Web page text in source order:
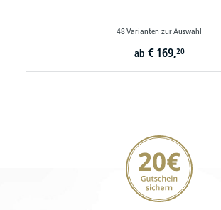
48 Varianten zur Auswahl
ab € 169,20
20€ Gutschein sichern